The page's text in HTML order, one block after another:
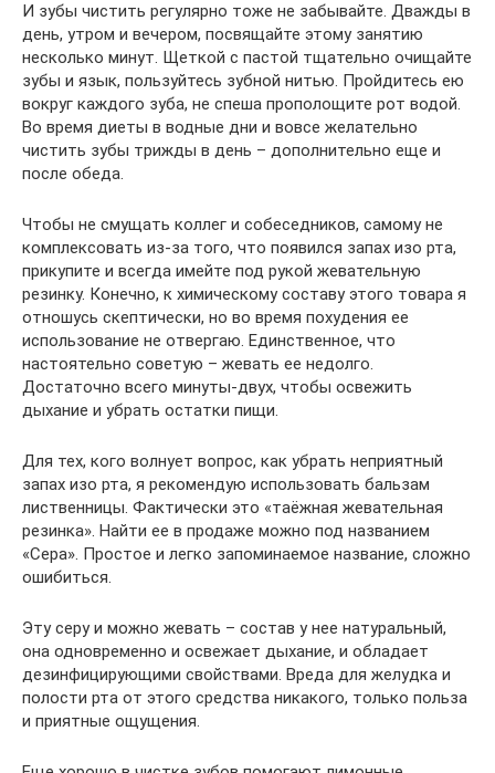
И зубы чистить регулярно тоже не забывайте. Дважды в
день, утром и вечером, посвящайте этому занятию
несколько минут. Щеткой с пастой тщательно очищайте
зубы и язык, пользуйтесь зубной нитью. Пройдитесь ею
вокруг каждого зуба, не спеша прополощите рот водой.
Во время диеты в водные дни и вовсе желательно
чистить зубы трижды в день – дополнительно еще и
после обеда.
Чтобы не смущать коллег и собеседников, самому не
комплексовать из-за того, что появился запах изо рта,
прикупите и всегда имейте под рукой жевательную
резинку. Конечно, к химическому составу этого товара я
отношусь скептически, но во время похудения ее
использование не отвергаю. Единственное, что
настоятельно советую – жевать ее недолго.
Достаточно всего минуты-двух, чтобы освежить
дыхание и убрать остатки пищи.
Для тех, кого волнует вопрос, как убрать неприятный
запах изо рта, я рекомендую использовать бальзам
лиственницы. Фактически это «таёжная жевательная
резинка». Найти ее в продаже можно под названием
«Сера». Простое и легко запоминаемое название, сложно
ошибиться.
Эту серу и можно жевать – состав у нее натуральный,
она одновременно и освежает дыхание, и обладает
дезинфицирующими свойствами. Вреда для желудка и
полости рта от этого средства никакого, только польза
и приятные ощущения.